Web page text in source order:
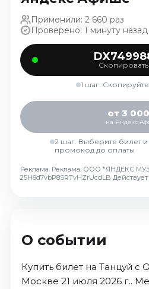
Спорт
Август 2026
Сентябрь 2026
Октябрь 2026
Август 2026
Сентябрь 2026
Октябрь 2026
Ноябрь 2026
Январь 2027
Применили: 2 660 раз
Проверено: 1 минуту назад
Скопировать
1 шаг.
от 3
на Яндекс
2 шаг. Выберите билет
промокод до оплаты
Реклама. Реклама. ООО "ЯНДЕКС
25H8d7vbP8SRTvHZrUcdLB Действует
О событии
Купить билет на Танцуй с
Москве 21 июля 2026 г..